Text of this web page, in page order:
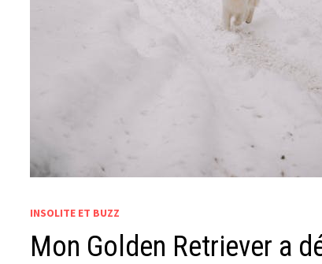
INSOLITE ET BUZZ
Mon Golden Retriever a